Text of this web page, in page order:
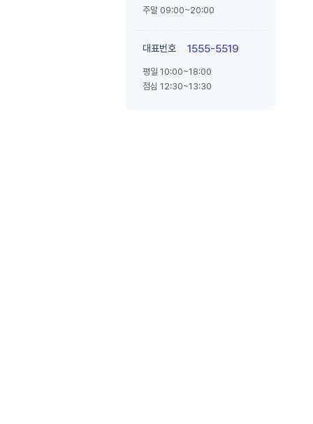
주말 09:00~20:00
대표번호 1555-5519
평일 10:00~18:00
점심 12:30~13:30